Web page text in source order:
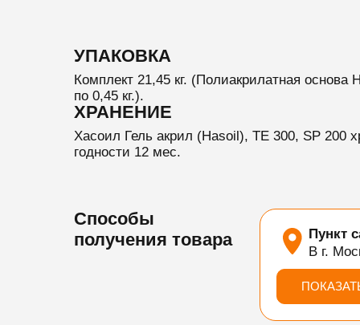
УПАКОВКА
Комплект 21,45 кг. (Полиакрилатная
по 0,45 кг.).
ХРАНЕНИЕ
Хасоил Гель акрил (Hasoil), TE 300, SP 200
годности 12 мес.
Способы
получения товара
Пункт
В г.